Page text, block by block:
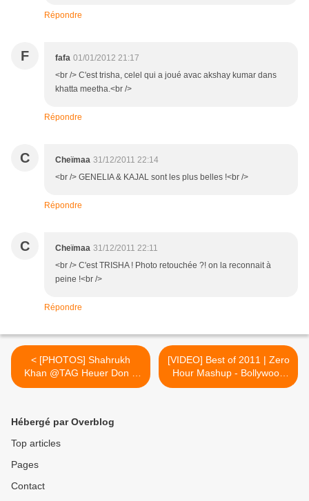
Répondre
F fafa 01/01/2012 21:17
<br /> C'est trisha, celel qui a joué avac akshay kumar dans
khatta meetha.<br />
Répondre
C Cheïmaa 31/12/2011 22:14
<br /> GENELIA & KAJAL sont les plus belles !<br />
Répondre
C Cheïmaa 31/12/2011 22:11
<br /> C'est TRISHA ! Photo retouchée ?! on la reconnait à
peine !<br />
Répondre
< [PHOTOS] Shahrukh
Khan @TAG Heuer Don 2
Watch Launch
[VIDEO] Best of 2011 | Zero
Hour Mashup - Bollywood
Remix >
Hébergé par Overblog
Top articles
Pages
Contact